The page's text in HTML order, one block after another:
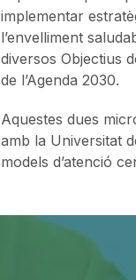
implementar
l’envelliment
diversos Objectius
de l’Agenda 2030.
Aquestes dues
amb la Universitat
models d’atenció